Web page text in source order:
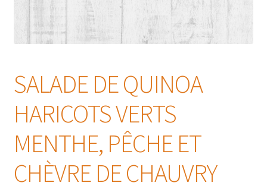
SALADE DE QUINOA
HARICOTS VERTS
MENTHE, PÊCHE ET
CHÈVRE DE CHAUVRY